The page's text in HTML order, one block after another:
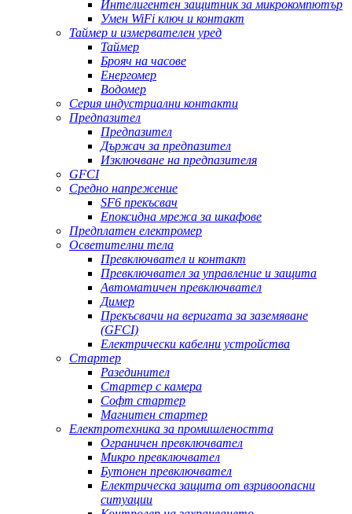
Интелигентен защитник за микрокомпютър
Умен WiFi ключ и контакт
Таймер и измервателен уред
Таймер
Брояч на часове
Енергомер
Водомер
Серия индустриални контакти
Предпазител
Предпазител
Държач за предпазител
Изключване на предпазителя
GFCI
Средно напрежение
SF6 прекъсвач
Епоксидна мрежа за шкафове
Предплатен електромер
Осветителни тела
Превключвател и контакт
Превключвател за управление и защита
Автоматичен превключвател
Димер
Прекъсвачи на веригата за заземяване
(GFCI)
Електрически кабелни устройства
Стартер
Разединител
Стартер с камера
Софт стартер
Магнитен стартер
Електротехника за промишлеността
Ограничен превключвател
Микро превключвател
Бутонен превключвател
Електрическа защита от взривоопасни
ситуации